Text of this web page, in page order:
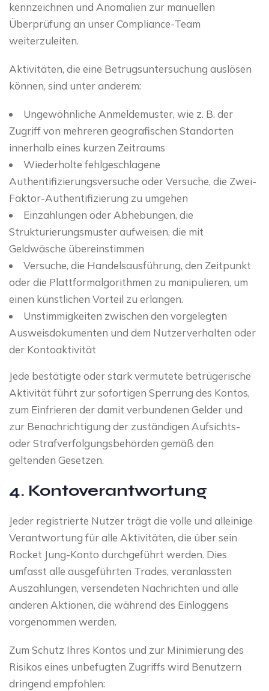
kennzeichnen und Anomalien zur manuellen
Überprüfung an unser Compliance-Team
weiterzuleiten.
Aktivitäten, die eine Betrugsuntersuchung auslösen
können, sind unter anderem:
Ungewöhnliche Anmeldemuster, wie z. B. der
Zugriff von mehreren geografischen Standorten
innerhalb eines kurzen Zeitraums
Wiederholte fehlgeschlagene
Authentifizierungsversuche oder Versuche, die Zwei-
Faktor-Authentifizierung zu umgehen
Einzahlungen oder Abhebungen, die
Strukturierungsmuster aufweisen, die mit
Geldwäsche übereinstimmen
Versuche, die Handelsausführung, den Zeitpunkt
oder die Plattformalgorithmen zu manipulieren, um
einen künstlichen Vorteil zu erlangen.
Unstimmigkeiten zwischen den vorgelegten
Ausweisdokumenten und dem Nutzerverhalten oder
der Kontoaktivität
Jede bestätigte oder stark vermutete betrügerische
Aktivität führt zur sofortigen Sperrung des Kontos,
zum Einfrieren der damit verbundenen Gelder und
zur Benachrichtigung der zuständigen Aufsichts-
oder Strafverfolgungsbehörden gemäß den
geltenden Gesetzen.
4. Kontoverantwortung
Jeder registrierte Nutzer trägt die volle und alleinige
Verantwortung für alle Aktivitäten, die über sein
Rocket Jung-Konto durchgeführt werden. Dies
umfasst alle ausgeführten Trades, veranlassten
Auszahlungen, versendeten Nachrichten und alle
anderen Aktionen, die während des Einloggens
vorgenommen werden.
Zum Schutz Ihres Kontos und zur Minimierung des
Risikos eines unbefugten Zugriffs wird Benutzern
dringend empfohlen: